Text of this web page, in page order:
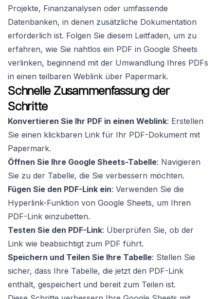
Projekte, Finanzanalysen oder umfassende
Datenbanken, in denen zusätzliche Dokumentation
erforderlich ist. Folgen Sie diesem Leitfaden, um zu
erfahren, wie Sie nahtlos ein PDF in Google Sheets
verlinken, beginnend mit der Umwandlung Ihres PDFs
in einen teilbaren Weblink über Papermark.
Schnelle Zusammenfassung der
Schritte
Konvertieren Sie Ihr PDF in einen Weblink: Erstellen
Sie einen klickbaren Link für Ihr PDF-Dokument mit
Papermark.
Öffnen Sie Ihre Google Sheets-Tabelle: Navigieren
Sie zu der Tabelle, die Sie verbessern möchten.
Fügen Sie den PDF-Link ein: Verwenden Sie die
Hyperlink-Funktion von Google Sheets, um Ihren
PDF-Link einzubetten.
Testen Sie den PDF-Link: Überprüfen Sie, ob der
Link wie beabsichtigt zum PDF führt.
Speichern und Teilen Sie Ihre Tabelle: Stellen Sie
sicher, dass Ihre Tabelle, die jetzt den PDF-Link
enthält, gespeichert und bereit zum Teilen ist.